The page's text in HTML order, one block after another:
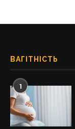
ВАГІТНІСТЬ
1